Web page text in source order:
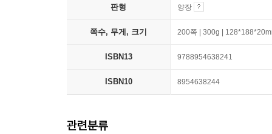
판형 양장
쪽수, 무게, 크기 200쪽 | 300g |
ISBN13 9788954638241
ISBN10 8954638244
관련분류